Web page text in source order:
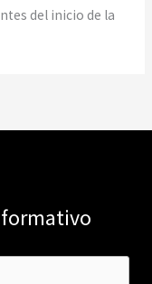
del inicio de la